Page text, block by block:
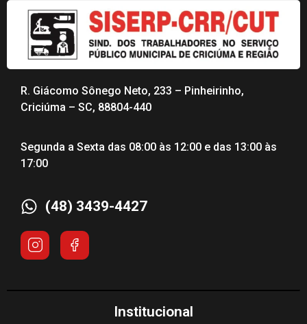
R. Giácomo Sônego Neto, 233 – Pinheirinho,
Criciúma – SC, 88804-440
Segunda a Sexta das 08:00 às 12:00 e das 13:00 às
17:00
(48) 3439-4427
Institucional